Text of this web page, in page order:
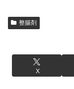
整腸剤
X